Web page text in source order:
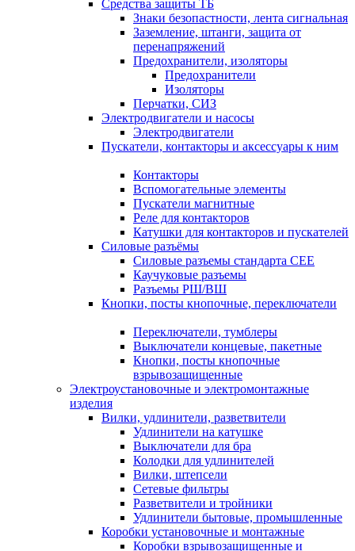
Средства защиты ТБ
Знаки безопастности, лента сигнальная
Заземление, штанги, защита от
перенапряжений
Предохранители, изоляторы
Предохранители
Изоляторы
Перчатки, СИЗ
Электродвигатели и насосы
Электродвигатели
Пускатели, контакторы и аксессуары к ним
Контакторы
Вспомогательные элементы
Пускатели магнитные
Реле для контакторов
Катушки для контакторов и пускателей
Силовые разъёмы
Силовые разъемы стандарта СЕЕ
Каучуковые разъемы
Разъемы РШ/ВШ
Кнопки, посты кнопочные, переключатели
Переключатели, тумблеры
Выключатели концевые, пакетные
Кнопки, посты кнопочные
взрывозащищенные
Электроустановочные и электромонтажные
изделия
Вилки, удлинители, разветвители
Удлинители на катушке
Выключатели для бра
Колодки для удлинителей
Вилки, штепсели
Сетевые фильтры
Разветвители и тройники
Удлинители бытовые, промышленные
Коробки установочные и монтажные
Коробки взрывозащищенные и